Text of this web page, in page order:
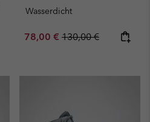
Wasserdicht
Sale price:
78,00 € Regular price:
130,00 €